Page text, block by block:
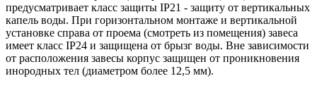
предусматривает класс защиты IP21 - защиту от вертикальных
капель воды. При горизонтальном монтаже и вертикальной
установке справа от проема (смотреть из помещения) завеса
имеет класс IP24 и защищена от брызг воды. Вне зависимости
от расположения завесы корпус защищен от проникновения
инородных тел (диаметром более 12,5 мм).